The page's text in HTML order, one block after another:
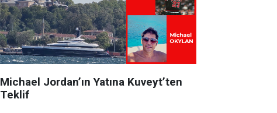
Michael Jordan’ın Yatına Kuveyt’ten
Teklif